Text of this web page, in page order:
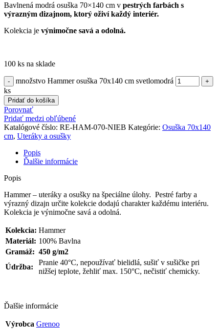
Bavlnená modrá osuška 70×140 cm v pestrých farbách s
výrazným dizajnom, ktorý oživí každý interiér.
Kolekcia je výnimočne savá a odolná.
100 ks na sklade
množstvo Hammer osuška 70x140 cm svetlomodrá
ks
Pridať do košíka
Porovnať
Pridať medzi obľúbené
Katalógové číslo: RE-HAM-070-NIEB Kategórie: Osuška 70x140
cm, Uteráky a osušky
Popis
Ďalšie informácie
Popis
Hammer – uteráky a osušky na špeciálne úlohy. Pestré farby a
výrazný dizajn určite kolekcie dodajú charakter každému interiéru.
Kolekcia je výnimočne savá a odolná.
Kolekcia: Hammer
Materiál: 100% Bavlna
Gramáž: 450 g/m2
Údržba:
Pranie 40°C, nepoužívať bielidlá, sušiť v sušičke pri
nižšej teplote, žehliť max. 150°C, nečistiť chemicky.
Ďalšie informácie
Výrobca Grenoo